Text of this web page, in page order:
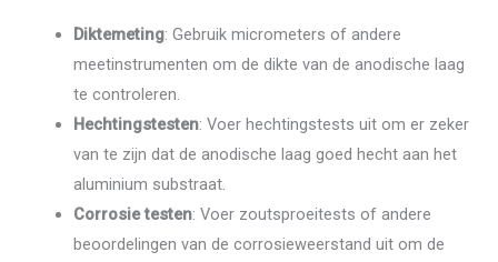
Diktemeting: Gebruik micrometers of andere
meetinstrumenten om de dikte van de anodische laag
te controleren.
Hechtingstesten: Voer hechtingstests uit om er zeker
van te zijn dat de anodische laag goed hecht aan het
aluminium substraat.
Corrosie testen: Voer zoutsproeitests of andere
beoordelingen van de corrosieweerstand uit om de